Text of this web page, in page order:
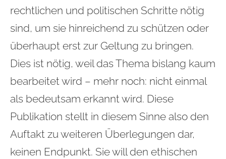
rechtlichen und politischen Schritte nötig
sind, um sie hinreichend zu schützen oder
überhaupt erst zur Geltung zu bringen.
Dies ist nötig, weil das Thema bislang kaum
bearbeitet wird – mehr noch: nicht einmal
als bedeutsam erkannt wird. Diese
Publikation stellt in diesem Sinne also den
Auftakt zu weiteren Überlegungen dar,
keinen Endpunkt. Sie will den ethischen